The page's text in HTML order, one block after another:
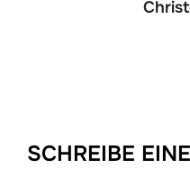
SCHREIBE